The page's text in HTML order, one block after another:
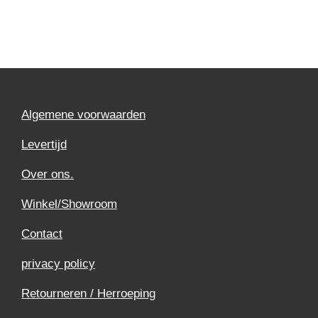
Algemene voorwaarden
Levertijd
Over ons.
Winkel/Showroom
Contact
privacy policy
Retourneren / Herroeping